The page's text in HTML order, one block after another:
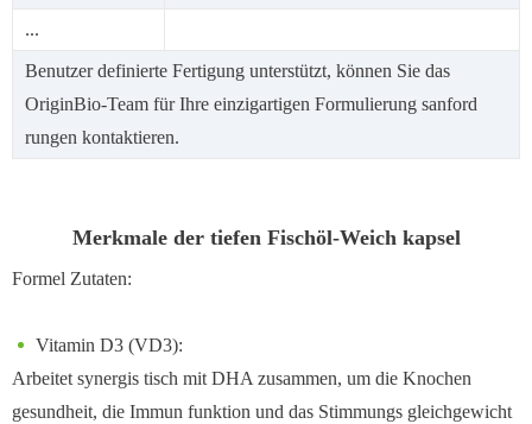
...
Benutzer definierte Fertigung unterstützt, können Sie das
OriginBio-Team für Ihre einzigartigen Formulierung sanford
rungen kontaktieren.
Merkmale der tiefen Fischöl-Weich kapsel
Formel Zutaten:
Vitamin D3 (VD3):
Arbeitet synergis tisch mit DHA zusammen, um die Knochen
gesundheit, die Immun funktion und das Stimmungs gleichgewicht